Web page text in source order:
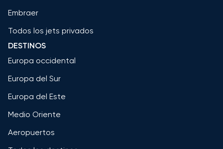
Embraer
Todos los jets privados
DESTINOS
Europa occidental
Europa del Sur
Europa del Este
Medio Oriente
Aeropuertos